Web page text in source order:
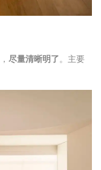
， 尽量清晰明了。主要